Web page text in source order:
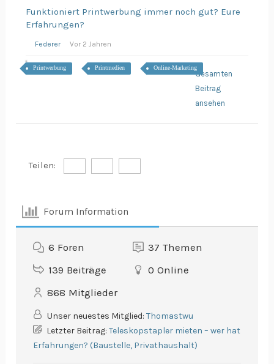
Funktioniert Printwerbung immer noch gut? Eure
Erfahrungen?
Federer Vor 2 Jahren
Printwerbung Printmedien Online-Marketing
Gesamten
Beitrag
ansehen
Teilen:
Forum Information
6 Foren 37 Themen
139 Beiträge 0 Online
868 Mitglieder
Unser neuestes Mitglied:Thomastwu
Letzter Beitrag:Teleskopstapler mieten – wer hat
Erfahrungen? (Baustelle, Privathaushalt)